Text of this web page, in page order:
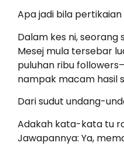
Apa jadi bila
Dalam kes ni, seorang
Mesej mula tersebar
puluhan ribu
nampak macam hasil
Dari sudut undang-
Adakah kata-kata tu
Jawapannya: Ya,